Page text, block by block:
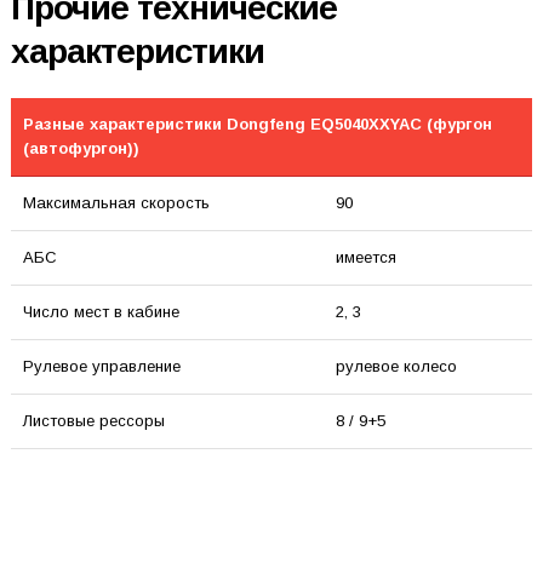
Прочие технические
характеристики
Разные характеристики Dongfeng EQ5040XXYAC (фургон
(автофургон))
Максимальная скорость 90
АБС имеется
Число мест в кабине 2, 3
Рулевое управление рулевое колесо
Листовые рессоры 8 / 9+5